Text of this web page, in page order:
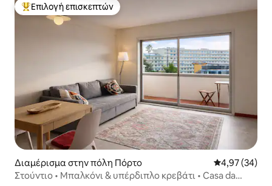
Κορυφαία επιλογή επισκεπτών
Επιλογή επισκεπτών
Διαμέρισμα στην πόλη Πόρτο Μέση
4,97 (34)
Στούντιο • Μπαλκόνι & υπέρδιπλο κρεβάτι • Casa da